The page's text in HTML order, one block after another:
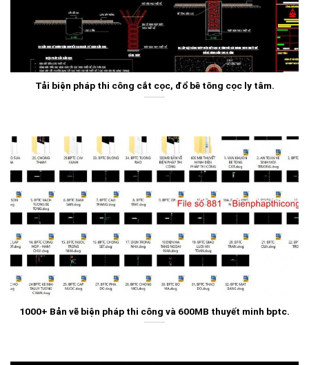
Tải biện pháp thi công cắt cọc, đổ bê tông cọc ly tâm.
1000+ Bản vẽ biện pháp thi công và 600MB thuyết minh bptc.